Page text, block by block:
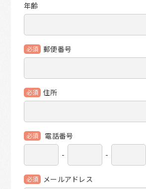
年齢
必須 郵便番号
必須 住所
必須
電話番号
-
-
必須 メールアドレス